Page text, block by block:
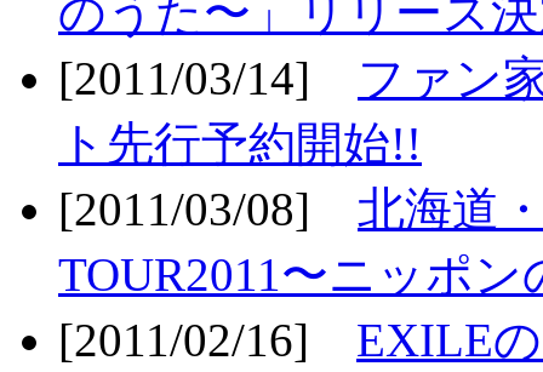
のうた〜」リリース
[2011/03/14] ファン
ト先行予約開始!!
[2011/03/08] 北海道
TOUR2011〜ニッポ
[2011/02/16] EXILE